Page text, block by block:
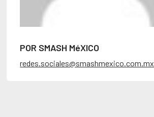
POR SMASH MéXICO
redes.sociales@smashmexico.com.mx